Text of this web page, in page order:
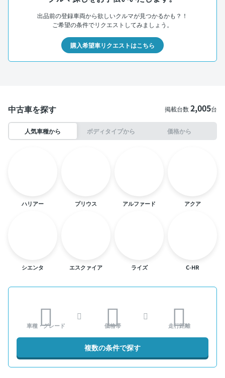
出品前の登録車両から欲しいクルマが見つかるかも？！
ご希望の条件でリクエストしてみましょう。
購入希望車リクエストはこちら
中古車を探す 掲載台数2,005台
人気車種から ボディタイプから 価格から
ハリアー プリウス アルファード アクア
シエンタ エスクァイア ライズ C-HR
車種・グレード 価格帯 走行距離
複数の条件で探す